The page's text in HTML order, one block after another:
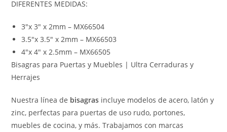
DIFERENTES MEDIDAS:
3″x 3″ x 2mm – MX66504
3.5″x 3.5″ x 2mm – MX66503
4″x 4″ x 2.5mm – MX66505
Bisagras para Puertas y Muebles | Ultra Cerraduras y
Herrajes
Nuestra línea de bisagras incluye modelos de acero, latón y
zinc, perfectas para puertas de uso rudo, portones,
muebles de cocina, y más. Trabajamos con marcas